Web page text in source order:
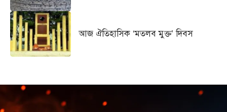
আজ ঐতিহাসিক ‘মতলব মুক্ত’ দিবস